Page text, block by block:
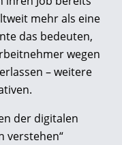
mehr als eine
das bedeuten,
wegen
– weitere
der digitalen
verstehen“